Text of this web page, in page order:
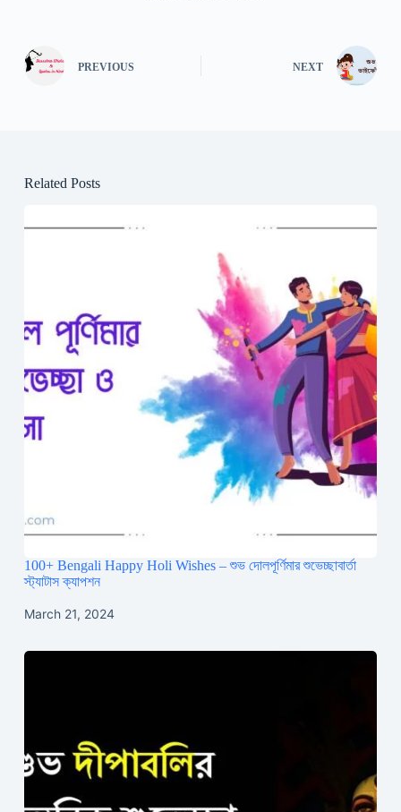
PREVIOUS NEXT
Related Posts
100+ Bengali Happy Holi Wishes – শুভ দোলপূর্ণিমার শুভেচ্ছাবার্তা
স্ট্যাটাস ক্যাপশন
March 21, 2024